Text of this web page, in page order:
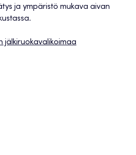
ja ympäristö mukava aivan